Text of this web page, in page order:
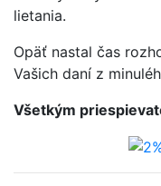
lietania.
Opäť nastal čas
Vašich daní z
Všetkým